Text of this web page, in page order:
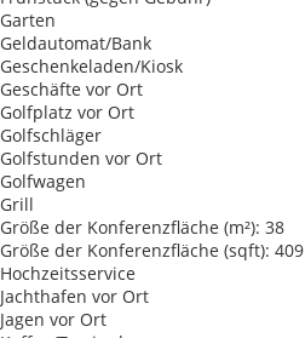
Garten
Geldautomat/Bank
Geschenkeladen/Kiosk
Geschäfte vor Ort
Golfplatz vor Ort
Golfschläger
Golfstunden vor Ort
Golfwagen
Grill
Größe der Konferenzfläche (m²): 38
Größe der Konferenzfläche (sqft): 409
Hochzeitsservice
Jachthafen vor Ort
Jagen vor Ort